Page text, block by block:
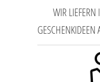
WIR
GESCHENKIDEEN